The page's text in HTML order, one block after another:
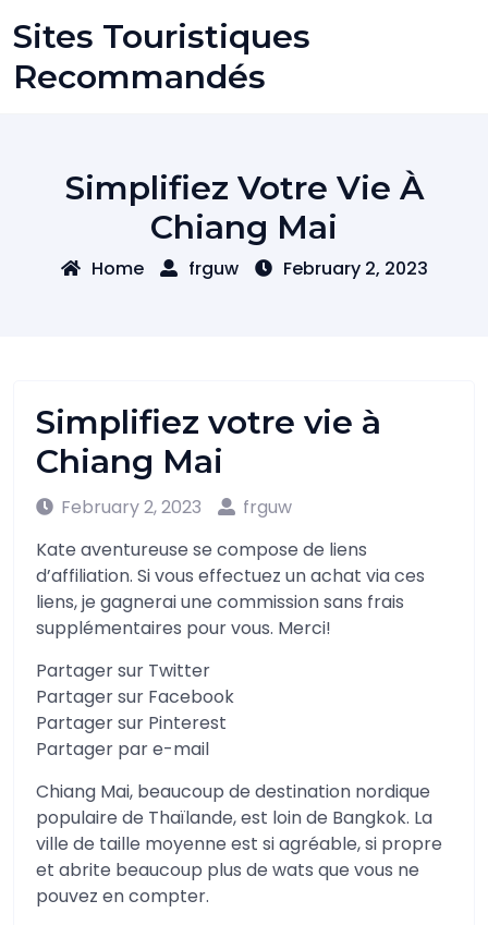
to
content
Sites Touristiques
Recommandés
Simplifiez Votre Vie À
Chiang Mai
Home frguw February 2, 2023
Simplifiez votre vie à
Chiang Mai
February 2, 2023
frguw
Kate aventureuse se compose de liens
d’affiliation. Si vous effectuez un achat via ces
liens, je gagnerai une commission sans frais
supplémentaires pour vous. Merci!
Partager sur Twitter
Partager sur Facebook
Partager sur Pinterest
Partager par e-mail
Chiang Mai, beaucoup de destination nordique
populaire de Thaïlande, est loin de Bangkok. La
ville de taille moyenne est si agréable, si propre
et abrite beaucoup plus de wats que vous ne
pouvez en compter.